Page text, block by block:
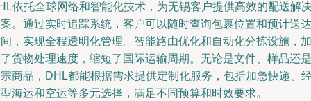
依托全球网络和智能化技术，为无锡客户提供高效的配送解
。通过实时追踪系统，客户可以随时查询包裹位置和预计送达
，实现全程透明化管理。智能路由优化和自动化分拣设施，加
货物处理速度，缩短了国际运输周期。无论是文件、样品还是
商品，DHL都能根据需求提供定制化服务，包括加急快递、
海运和空运等多元选择，满足不同预算和时效要求。